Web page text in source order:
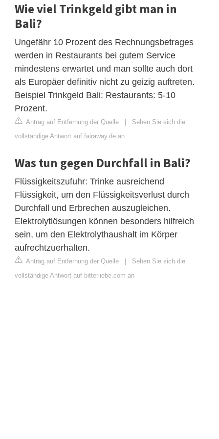
Wie viel Trinkgeld gibt man in
Bali?
Ungefähr 10 Prozent des Rechnungsbetrages
werden in Restaurants bei gutem Service
mindestens erwartet und man sollte auch dort
als Europäer definitiv nicht zu geizig auftreten.
Beispiel Trinkgeld Bali: Restaurants: 5-10
Prozent.
Antrag auf Entfernung der Quelle | Sehen Sie sich die
vollständige Antwort auf fairaway.de an
Was tun gegen Durchfall in Bali?
Flüssigkeitszufuhr: Trinke ausreichend
Flüssigkeit, um den Flüssigkeitsverlust durch
Durchfall und Erbrechen auszugleichen.
Elektrolytlösungen können besonders hilfreich
sein, um den Elektrolythaushalt im Körper
aufrechtzuerhalten.
Antrag auf Entfernung der Quelle | Sehen Sie sich die
vollständige Antwort auf bitterliebe.com an